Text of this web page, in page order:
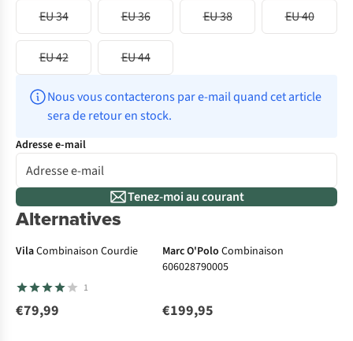
EU 34
EU 36 EU 38 EU 40
EU 42 EU 44
Nous vous contacterons par e-mail quand cet article
sera de retour en stock.
Adresse e-mail
Tenez-moi au courant
Alternatives
VilaCombinaison Courdie
1
€79,99
Marc O'Polo Combinaison
606028790005
€199,95